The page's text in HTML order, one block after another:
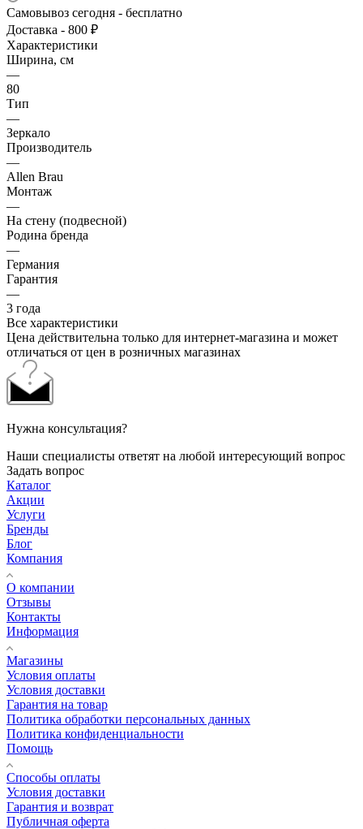
Самовывоз сегодня - бесплатно
Доставка - 800 ₽
Характеристики
Ширина, см
—
80
Тип
—
Зеркало
Производитель
—
Allen Brau
Монтаж
—
На стену (подвесной)
Родина бренда
—
Германия
Гарантия
—
3 года
Все характеристики
Цена действительна только для интернет-магазина и может
отличаться от цен в розничных магазинах
Нужна консультация?
Наши специалисты ответят на любой интересующий вопрос
Задать вопрос
Каталог
Акции
Услуги
Бренды
Блог
Компания
О компании
Отзывы
Контакты
Информация
Магазины
Условия оплаты
Условия доставки
Гарантия на товар
Политика обработки персональных данных
Политика конфиденциальности
Помощь
Способы оплаты
Условия доставки
Гарантия и возврат
Публичная оферта